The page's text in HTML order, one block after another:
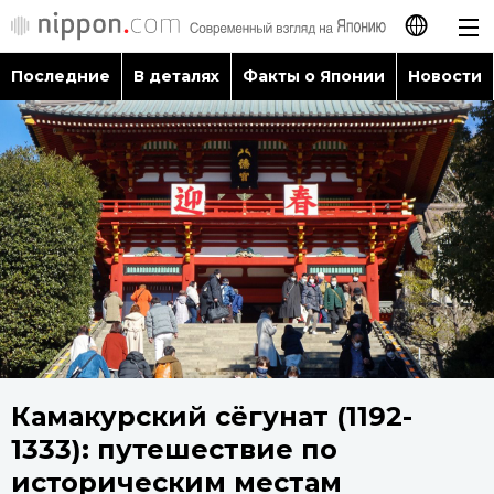
日本語
English
简体字
繁體字
Français
Español
العربية
Последние
В деталях
Факты о Японии
Путеводитель по Японии
Последние В деталях Факты о Японии Новости
Камакурский сёгунат (1192-
1333): путешествие по
историческим местам